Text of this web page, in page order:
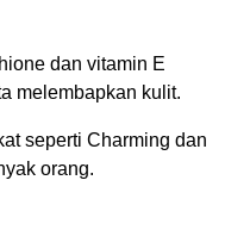
dan vitamin E
melembapkan kulit.
seperti Charming dan
orang.